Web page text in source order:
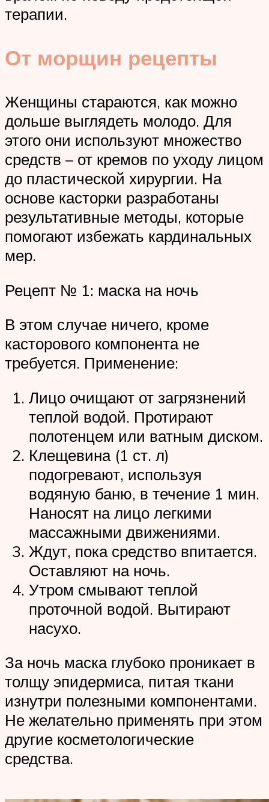
терапии.
От морщин рецепты
Женщины стараются, как можно
дольше выглядеть молодо. Для
этого они используют множество
средств – от кремов по уходу лицом
до пластической хирургии. На
основе касторки разработаны
результативные методы, которые
помогают избежать кардинальных
мер.
Рецепт № 1: маска на ночь
В этом случае ничего, кроме
касторового компонента не
требуется. Применение:
Лицо очищают от загрязнений
теплой водой. Протирают
полотенцем или ватным диском.
Клещевина (1 ст. л)
подогревают, используя
водяную баню, в течение 1 мин.
Наносят на лицо легкими
массажными движениями.
Ждут, пока средство впитается.
Оставляют на ночь.
Утром смывают теплой
проточной водой. Вытирают
насухо.
За ночь маска глубоко проникает в
толщу эпидермиса, питая ткани
изнутри полезными компонентами.
Не желательно применять при этом
другие косметологические
средства.